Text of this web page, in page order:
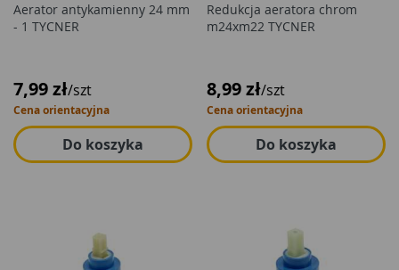
Aerator antykamienny 24 mm
- 1 TYCNER
7,99 zł/szt
Cena orientacyjna
Do koszyka
Redukcja aeratora chrom
m24xm22 TYCNER
8,99 zł/szt
Cena orientacyjna
Do koszyka